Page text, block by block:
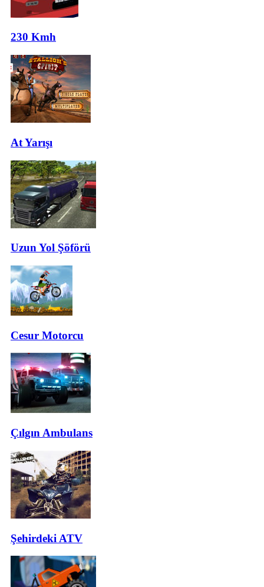
230 Kmh
At Yarışı
Uzun Yol Şöförü
Cesur Motorcu
Çılgın Ambulans
Şehirdeki ATV